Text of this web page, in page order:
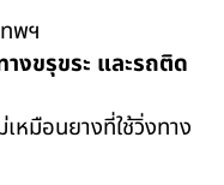
พฯ
งขรุขระ และรถติด
เหมือนยางที่ใช้วิ่งทาง